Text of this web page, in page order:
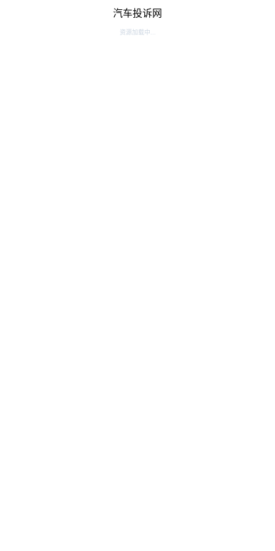
汽车投诉网
资源加载中...